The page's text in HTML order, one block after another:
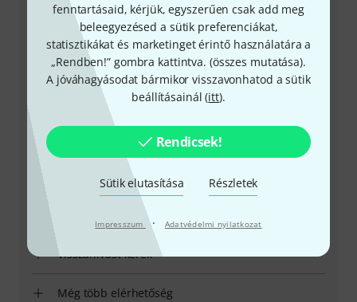
fenntartásaid, kérjük, egyszerűen csak add meg
beleegyezésed a sütik preferenciákat,
statisztikákat és marketinget érintő használatára a
„Rendben!” gombra kattintva. (összes mutatása).
A jóváhagyásodat bármikor visszavonhatod a sütik
beállításainál (itt).
Rendicsek!
Sütik elutasítása Részletek
Impresszum · Adatvédelmi nyilatkozat
+49-9546-9223-531
Ügyfélszolgálatunk minden kérdés és észrevétel esetén
örömmel áll rendelkezésedre
Készítsd elő ügyfélszámodat
Nyitvatartási idő (CEST - Közép-európai
nyári időszámítás)
Visszahívást kérek
Még több elérhetőség